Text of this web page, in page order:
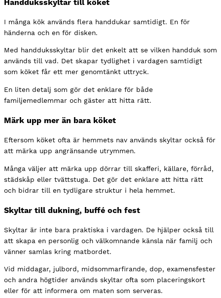
Handduksskyltar till köket
I många kök används flera handdukar samtidigt. En för
händerna och en för disken.
Med handduksskyltar blir det enkelt att se vilken handduk som
används till vad. Det skapar tydlighet i vardagen samtidigt
som köket får ett mer genomtänkt uttryck.
En liten detalj som gör det enklare för både
familjemedlemmar och gäster att hitta rätt.
Märk upp mer än bara köket
Eftersom köket ofta är hemmets nav används skyltar också för
att märka upp angränsande utrymmen.
Många väljer att märka upp dörrar till skafferi, källare, förråd,
städskåp eller tvättstuga. Det gör det enklare att hitta rätt
och bidrar till en tydligare struktur i hela hemmet.
Skyltar till dukning, buffé och fest
Skyltar är inte bara praktiska i vardagen. De hjälper också till
att skapa en personlig och välkomnande känsla när familj och
vänner samlas kring matbordet.
Vid middagar, julbord, midsommarfirande, dop, examensfester
och andra högtider används skyltar ofta som placeringskort
eller för att informera om maten som serveras.